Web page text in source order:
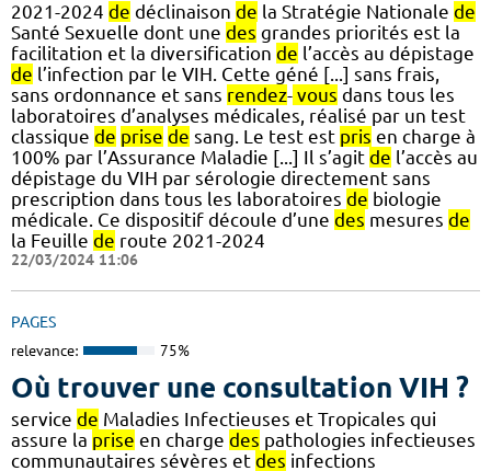
2021-2024 de déclinaison de la Stratégie Nationale de
Santé Sexuelle dont une des grandes priorités est la
facilitation et la diversification de l’accès au dépistage
de l’infection par le VIH. Cette géné [...] sans frais,
sans ordonnance et sans rendez- vous dans tous les
laboratoires d’analyses médicales, réalisé par un test
classique de prise de sang. Le test est pris en charge à
100% par l’Assurance Maladie [...] Il s’agit de l’accès au
dépistage du VIH par sérologie directement sans
prescription dans tous les laboratoires de biologie
médicale. Ce dispositif découle d’une des mesures de
la Feuille de route 2021-2024
22/03/2024 11:06
PAGES
relevance: 75%
Où trouver une consultation VIH ?
service de Maladies Infectieuses et Tropicales qui
assure la prise en charge des pathologies infectieuses
communautaires sévères et des infections